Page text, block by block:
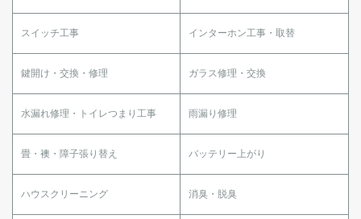
スイッチ工事 インターホン工事・取替
鍵開け・交換・修理 ガラス修理・交換
水漏れ修理・トイレつまり工事 雨漏り修理
畳・襖・障子張り替え バッテリー上がり
ハウスクリーニング 消臭・脱臭